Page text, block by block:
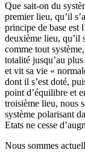
Que sait-on du
premier lieu, qu’il
principe de base est
deuxième lieu, qu’il
comme tout
totalité jusqu’au
et vit sa vie «
dont il s’est doté,
point d’équilibre et
troisième lieu, nous
système polarisant
Etats ne cesse
Nous sommes